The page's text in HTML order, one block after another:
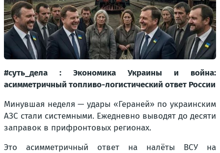
#суть_дела : Экономика Украины и война:
асимметричный топливо-логистический ответ России
Минувшая неделя — удары «Гераней» по украинским
АЗС стали системными. Ежедневно выводят до десяти
заправок в прифронтовых регионах.
Это асимметричный ответ на налёты ВСУ на